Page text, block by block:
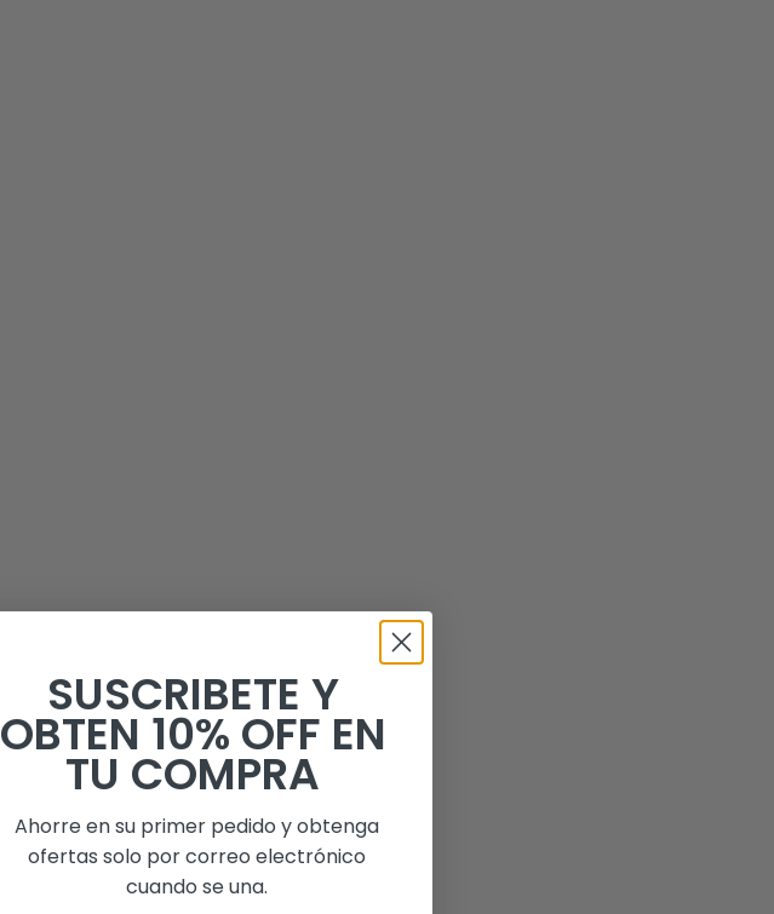
SUSCRIBETE Y
OBTEN 10% OFF EN
TU COMPRA
Ahorre en su primer pedido y obtenga
ofertas solo por correo electrónico
cuando se una.